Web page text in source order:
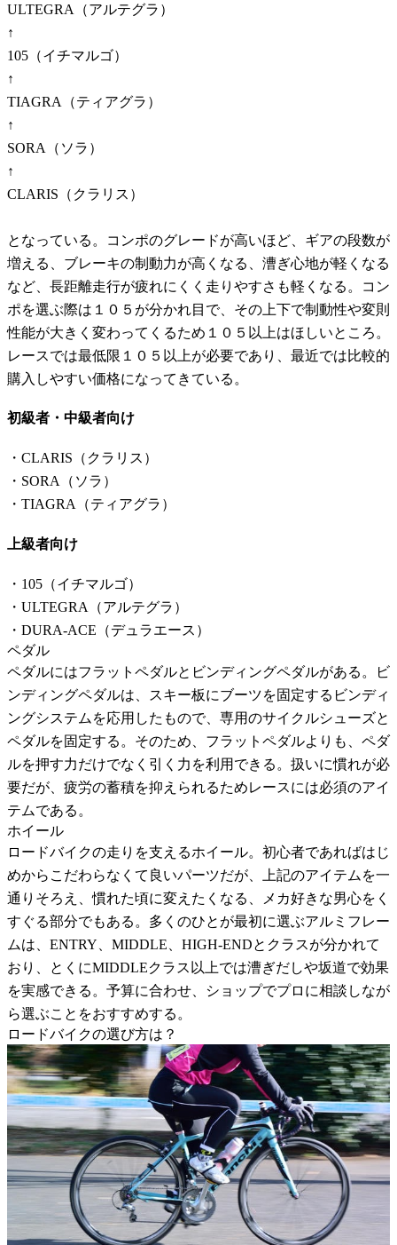
ULTEGRA（アルテグラ）
↑
105（イチマルゴ）
↑
TIAGRA（ティアグラ）
↑
SORA（ソラ）
↑
CLARIS（クラリス）
となっている。コンポのグレードが高いほど、ギアの段数が
増える、ブレーキの制動力が高くなる、漕ぎ心地が軽くなる
など、長距離走行が疲れにくく走りやすさも軽くなる。コン
ポを選ぶ際は１０５が分かれ目で、その上下で制動性や変則
性能が大きく変わってくるため１０５以上はほしいところ。
レースでは最低限１０５以上が必要であり、最近では比較的
購入しやすい価格になってきている。
初級者・中級者向け
・CLARIS（クラリス）
・SORA（ソラ）
・TIAGRA（ティアグラ）
上級者向け
・105（イチマルゴ）
・ULTEGRA（アルテグラ）
・DURA-ACE（デュラエース）
ペダル
ペダルにはフラットペダルとビンディングペダルがある。ビ
ンディングペダルは、スキー板にブーツを固定するビンディ
ングシステムを応用したもので、専用のサイクルシューズと
ペダルを固定する。そのため、フラットペダルよりも、ペダ
ルを押す力だけでなく引く力を利用できる。扱いに慣れが必
要だが、疲労の蓄積を抑えられるためレースには必須のアイ
テムである。
ホイール
ロードバイクの走りを支えるホイール。初心者であればはじ
めからこだわらなくて良いパーツだが、上記のアイテムを一
通りそろえ、慣れた頃に変えたくなる、メカ好きな男心をく
すぐる部分でもある。多くのひとが最初に選ぶアルミフレー
ムは、ENTRY、MIDDLE、HIGH-ENDとクラスが分かれて
おり、とくにMIDDLEクラス以上では漕ぎだしや坂道で効果
を実感できる。予算に合わせ、ショップでプロに相談しなが
ら選ぶことをおすすめする。
ロードバイクの選び方は？